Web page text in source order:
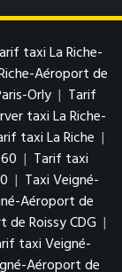
taxi La Riche-
Aéroport de
Orly | Tarif
taxi La Riche-
taxi La Riche |
| Tarif taxi
| Taxi Veigné-
Aéroport de
Roissy CDG |
taxi Veigné-
Aéroport de